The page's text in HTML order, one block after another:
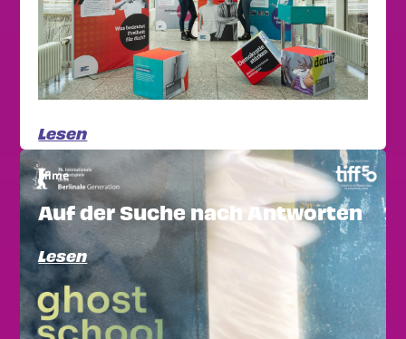
Lesen
Filme
Auf der Suche nach Antworten
Lesen